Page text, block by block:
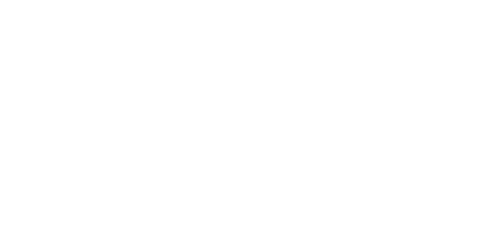
29C, ASTANGU TN 29D KORTERIÜHISTU
29C, ASTANGU TN 29D KORTERIÜHISTU